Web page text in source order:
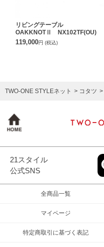
リビングテーブル
OAKKNOTⅡ NX102TF(OU)
119,000円 (税込)
TWO-ONE STYLEネット コタツ
21スタイル
公式SNS
全商品一覧
マイページ
特定商取引に基づく表記